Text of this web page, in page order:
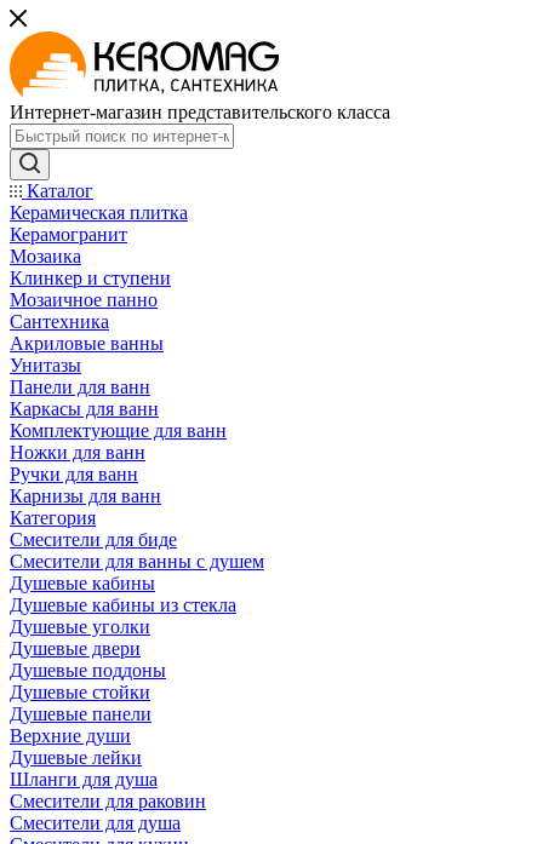
Интернет-магазин представительского класса
Каталог
Керамическая плитка
Керамогранит
Мозаика
Клинкер и ступени
Мозаичное панно
Сантехника
Акриловые ванны
Унитазы
Панели для ванн
Каркасы для ванн
Комплектующие для ванн
Ножки для ванн
Ручки для ванн
Карнизы для ванн
Категория
Смесители для биде
Смесители для ванны с душем
Душевые кабины
Душевые кабины из стекла
Душевые уголки
Душевые двери
Душевые поддоны
Душевые стойки
Душевые панели
Верхние души
Душевые лейки
Шланги для душа
Смесители для раковин
Смесители для душа